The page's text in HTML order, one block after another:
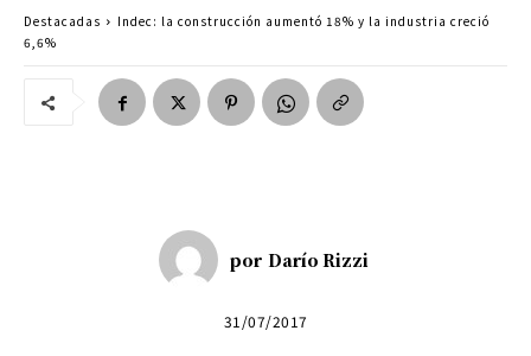
Destacadas
Indec: la construcción aumentó 18% y la industria creció
6,6%
por Darío Rizzi
31/07/2017